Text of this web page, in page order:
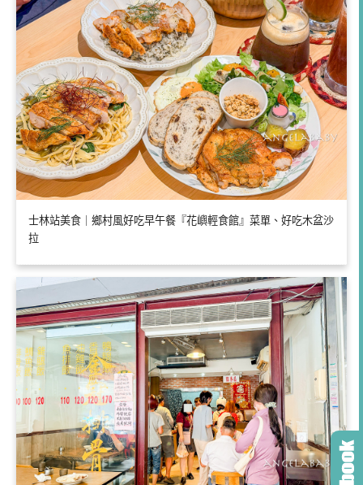
士林站美食｜鄉村風好吃早午餐『花嶼輕食館』菜單、好吃木盆沙
拉